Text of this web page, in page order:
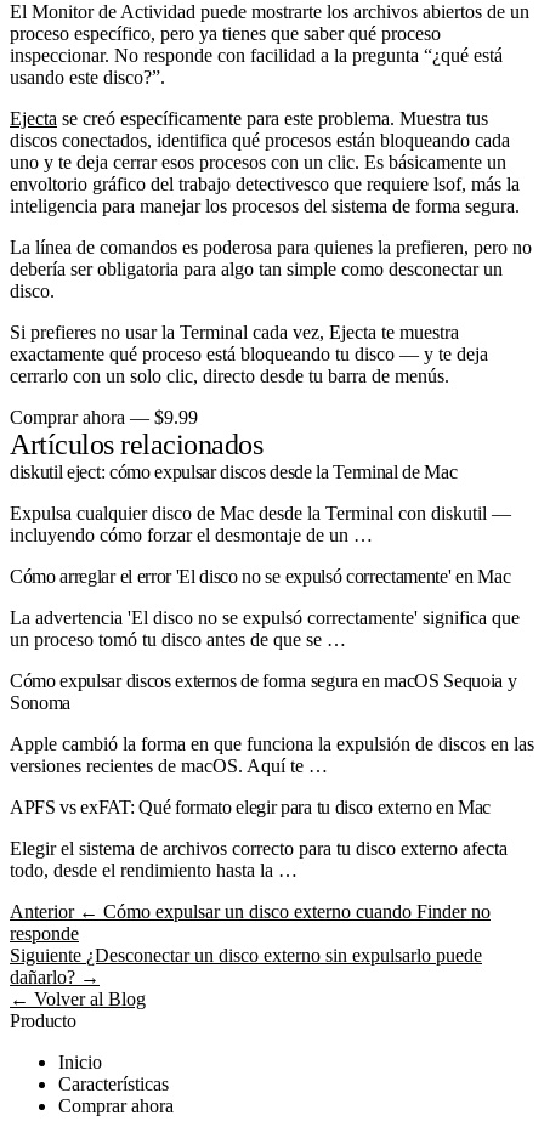
El Monitor de Actividad puede mostrarte los archivos abiertos de un
proceso específico, pero ya tienes que saber qué proceso
inspeccionar. No responde con facilidad a la pregunta “¿qué está
usando este disco?”.
Ejecta se creó específicamente para este problema. Muestra tus
discos conectados, identifica qué procesos están bloqueando cada
uno y te deja cerrar esos procesos con un clic. Es básicamente un
envoltorio gráfico del trabajo detectivesco que requiere lsof, más la
inteligencia para manejar los procesos del sistema de forma segura.
La línea de comandos es poderosa para quienes la prefieren, pero no
debería ser obligatoria para algo tan simple como desconectar un
disco.
Si prefieres no usar la Terminal cada vez, Ejecta te muestra
exactamente qué proceso está bloqueando tu disco — y te deja
cerrarlo con un solo clic, directo desde tu barra de menús.
Comprar ahora — $9.99
Artículos relacionados
diskutil eject: cómo expulsar discos desde la Terminal de Mac
Expulsa cualquier disco de Mac desde la Terminal con diskutil —
incluyendo cómo forzar el desmontaje de un …
Cómo arreglar el error 'El disco no se expulsó correctamente' en Mac
La advertencia 'El disco no se expulsó correctamente' significa que
un proceso tomó tu disco antes de que se …
Cómo expulsar discos externos de forma segura en macOS Sequoia y
Sonoma
Apple cambió la forma en que funciona la expulsión de discos en las
versiones recientes de macOS. Aquí te …
APFS vs exFAT: Qué formato elegir para tu disco externo en Mac
Elegir el sistema de archivos correcto para tu disco externo afecta
todo, desde el rendimiento hasta la …
Anterior ← Cómo expulsar un disco externo cuando Finder no
responde
Siguiente ¿Desconectar un disco externo sin expulsarlo puede
dañarlo? →
← Volver al Blog
Producto
Inicio
Características
Comprar ahora